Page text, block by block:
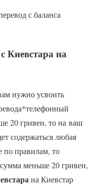
с баланса
Киевстарана
нужно усвоить
20 гривен, то на ваш
содержаться любая
по правилам, то
меньше 20 гривен,
на Киевстар